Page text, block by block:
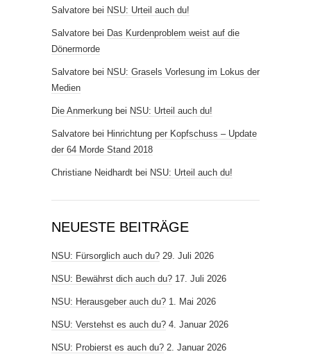
Salvatore bei NSU: Urteil auch du!
Salvatore bei Das Kurdenproblem weist auf die
Dönermorde
Salvatore bei NSU: Grasels Vorlesung im Lokus der
Medien
Die Anmerkung bei NSU: Urteil auch du!
Salvatore bei Hinrichtung per Kopfschuss – Update
der 64 Morde Stand 2018
Christiane Neidhardt bei NSU: Urteil auch du!
NEUESTE BEITRÄGE
NSU: Fürsorglich auch du? 29. Juli 2026
NSU: Bewährst dich auch du? 17. Juli 2026
NSU: Herausgeber auch du? 1. Mai 2026
NSU: Verstehst es auch du? 4. Januar 2026
NSU: Probierst es auch du? 2. Januar 2026